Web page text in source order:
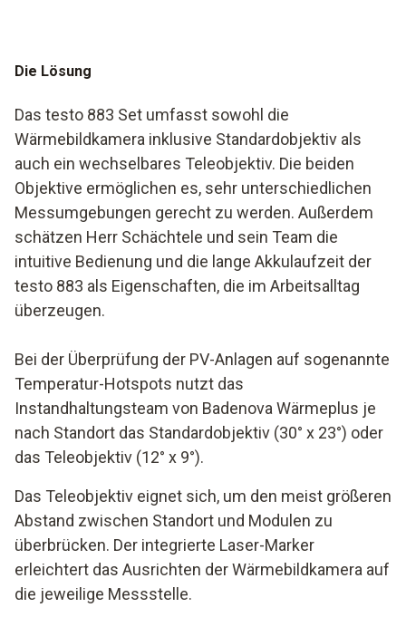
Die Lösung
Das testo 883 Set umfasst sowohl die
Wärmebildkamera inklusive Standardobjektiv als
auch ein wechselbares Teleobjektiv. Die beiden
Objektive ermöglichen es, sehr unterschiedlichen
Messumgebungen gerecht zu werden. Außerdem
schätzen Herr Schächtele und sein Team die
intuitive Bedienung und die lange Akkulaufzeit der
testo 883 als Eigenschaften, die im Arbeitsalltag
überzeugen.
Bei der Überprüfung der PV-Anlagen auf sogenannte
Temperatur-Hotspots nutzt das
Instandhaltungsteam von Badenova Wärmeplus je
nach Standort das Standardobjektiv (30° x 23°) oder
das Teleobjektiv (12° x 9°).
Das Teleobjektiv eignet sich, um den meist größeren
Abstand zwischen Standort und Modulen zu
überbrücken. Der integrierte Laser-Marker
erleichtert das Ausrichten der Wärmebildkamera auf
die jeweilige Messstelle.